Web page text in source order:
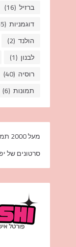
ברזיל (16)
דוגמניות (165)
הולנד (2)
לבנון (1)
רוסיה (40)
תמונות (6)
מעל 2000 תמונות
סרטונים של